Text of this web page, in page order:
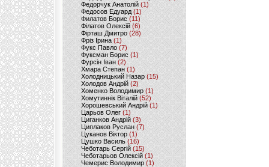
Федорчук Анатолій (1)
Федосов Едуард (1)
Филатов Борис (11)
Філатов Олексій (6)
Фірташ Дмитро (28)
Фріз Ірина (1)
Фукс Павло (7)
Фуксман Борис (1)
Фурсін Іван (2)
Хмара Степан(1)
Холодницький Назар(15)
Холодов Андрій (2)
Хоменко Володимир (1)
Хомутиннік Віталій (52)
Хорошевський Андрій (1)
Царьов Олег (1)
Циганков Андрій (3)
Циплаков Руслан(7)
Цуканов Віктор (1)
Цушко Василь (16)
Чеботарь Сергій (15)
Чеботарьов Олексій (1)
Чемерис Володимир (1)